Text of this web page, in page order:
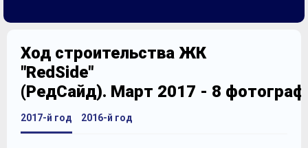
Ход строительства ЖК
"RedSide"
(РедСайд). Март 2017 - 8
2017-й год 2016-й год